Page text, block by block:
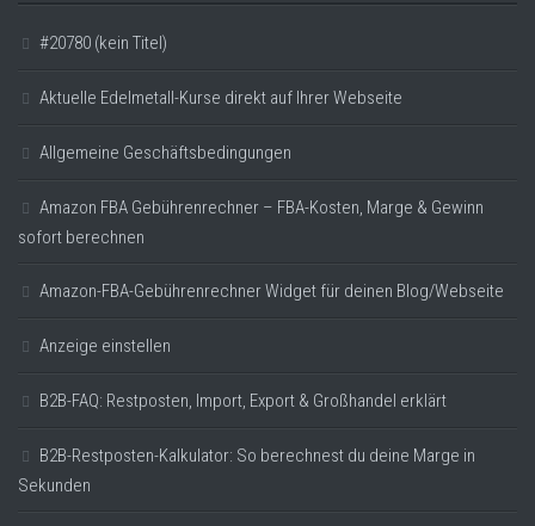
#20780 (kein Titel)
Aktuelle Edelmetall-Kurse direkt auf Ihrer Webseite
Allgemeine Geschäftsbedingungen
Amazon FBA Gebührenrechner – FBA-Kosten, Marge & Gewinn
sofort berechnen
Amazon-FBA-Gebührenrechner Widget für deinen Blog/Webseite
Anzeige einstellen
B2B-FAQ: Restposten, Import, Export & Großhandel erklärt
B2B-Restposten-Kalkulator: So berechnest du deine Marge in
Sekunden